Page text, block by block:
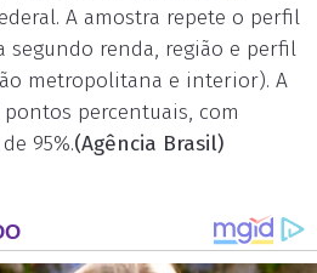
A amostra repete o perfil
segundo renda, região e perfil
metropolitana e interior). A
percentuais, com
95%.(Agência Brasil)